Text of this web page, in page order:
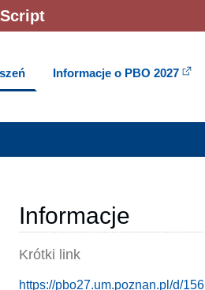
Informacje o PBO 2027
Informacje
Krótki link
https://pbo27.um.poznan.pl/d/156